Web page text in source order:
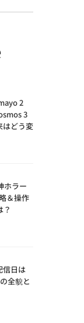
2
3
はどう変
ホラー
＆操作
信日は
全貌と